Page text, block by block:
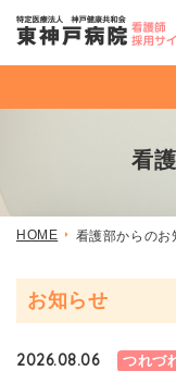
看
HOME 看護部からのお
お知らせ
2026.08.06 つれづ